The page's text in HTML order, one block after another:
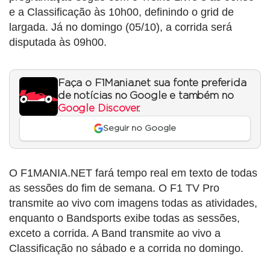
e a Classificação às 10h00, definindo o grid de
largada. Já no domingo (05/10), a corrida será
disputada às 09h00.
Faça o F1Mania.net sua fonte preferida
de notícias no Google e também no
Google Discover.
Seguir no Google
O F1MANIA.NET fará tempo real em texto de todas
as sessões do fim de semana. O F1 TV Pro
transmite ao vivo com imagens todas as atividades,
enquanto o Bandsports exibe todas as sessões,
exceto a corrida. A Band transmite ao vivo a
Classificação no sábado e a corrida no domingo.